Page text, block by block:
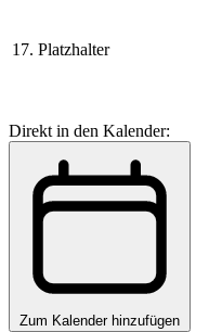
17. Platzhalter
Direkt in den Kalender:
Zum Kalender hinzufügen